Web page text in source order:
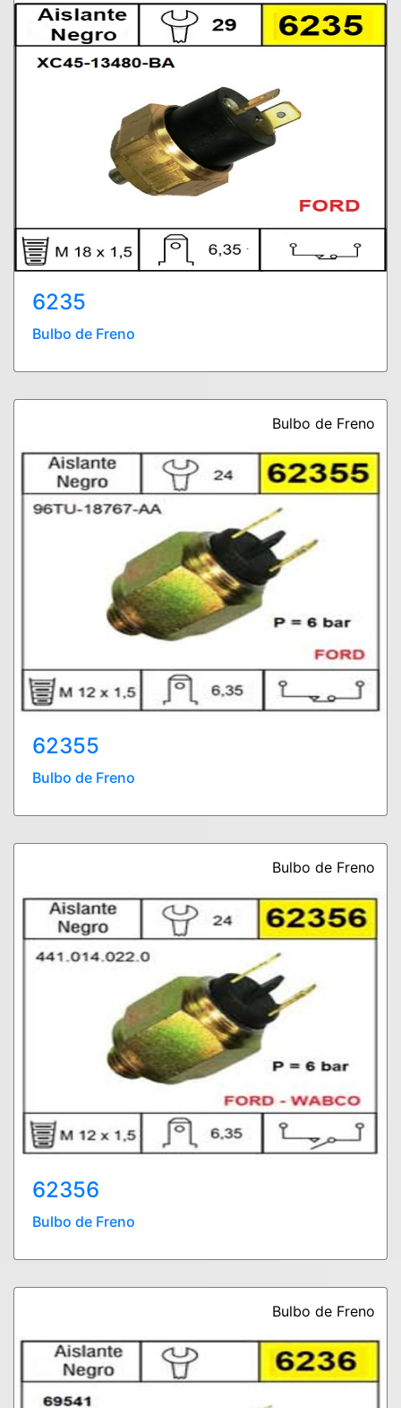
6235
Bulbo de Freno
Bulbo de Freno
62355
Bulbo de Freno
Bulbo de Freno
62356
Bulbo de Freno
Bulbo de Freno